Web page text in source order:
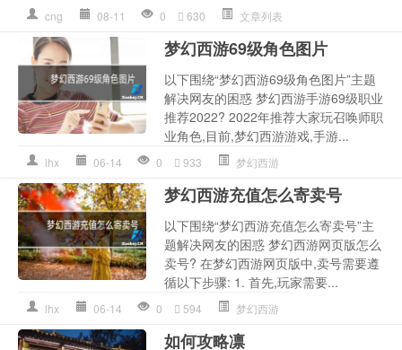
cng 08-11 0 630 文章列表
梦幻西游69级角色图片
以下围绕“梦幻西游69级角色图片”主题
解决网友的困惑 梦幻西游手游69级职业
推荐2022? 2022年推荐大家玩召唤师职
业角色,目前,梦幻西游游戏,手游...
lhx 06-14 0 933 梦幻西游
梦幻西游充值怎么寄卖号
以下围绕“梦幻西游充值怎么寄卖号”主
题解决网友的困惑 梦幻西游网页版怎么
卖号? 在梦幻西游网页版中,卖号需要遵
循以下步骤: 1. 首先,玩家需要...
lhx 06-14 0 594 梦幻西游
如何攻略凛